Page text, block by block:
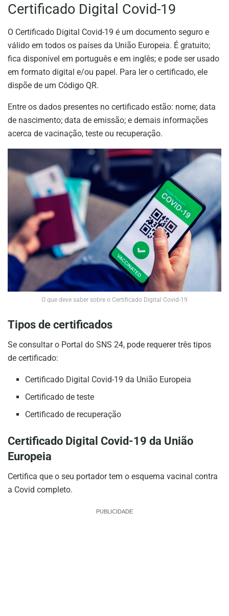
Certificado Digital Covid-19
O Certificado Digital Covid-19 é um documento seguro e
válido em todos os países da União Europeia. É gratuito;
fica disponível em português e em inglês; e pode ser usado
em formato digital e/ou papel. Para ler o certificado, ele
dispõe de um Código QR.
Entre os dados presentes no certificado estão: nome; data
de nascimento; data de emissão; e demais informações
acerca de vacinação, teste ou recuperação.
O que deve saber sobre o Certificado Digital Covid-19
Tipos de certificados
Se consultar o Portal do SNS 24, pode requerer três tipos
de certificado:
Certificado Digital Covid-19 da União Europeia
Certificado de teste
Certificado de recuperação
Certificado Digital Covid-19 da União
Europeia
Certifica que o seu portador tem o esquema vacinal contra
a Covid completo.
PUBLICIDADE